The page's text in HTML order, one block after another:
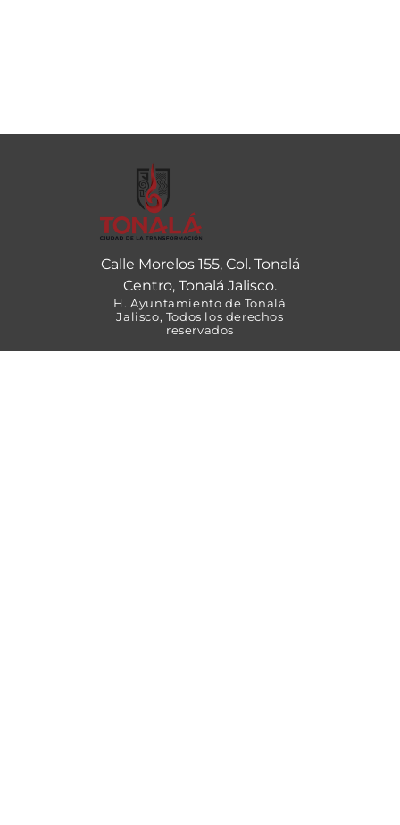
Calle Morelos 155, Col. Tonalá
Centro, Tonalá Jalisco.
H. Ayuntamiento de Tonalá
Jalisco, Todos los derechos
reservados